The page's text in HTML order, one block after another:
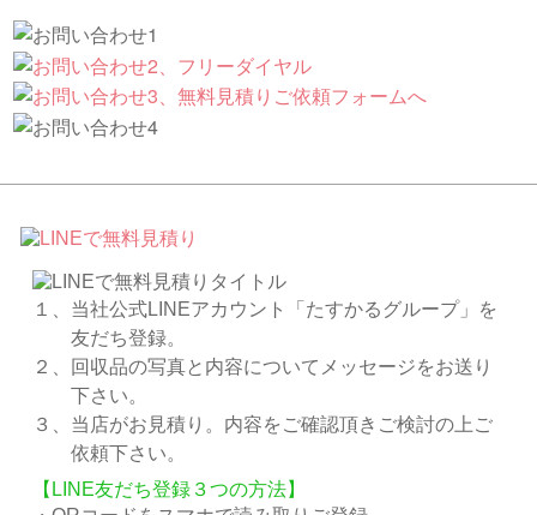
１、当社公式LINEアカウント「たすかるグループ」を
友だち登録。
２、回収品の写真と内容についてメッセージをお送り
下さい。
３、当店がお見積り。内容をご確認頂きご検討の上ご
依頼下さい。
【LINE友だち登録３つの方法】